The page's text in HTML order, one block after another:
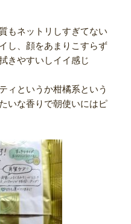
もネットリしすぎてない
し、顔をあまりこすらず
きやすいしイイ感じ
ィというか柑橘系という
いな香りで朝使いにはピ